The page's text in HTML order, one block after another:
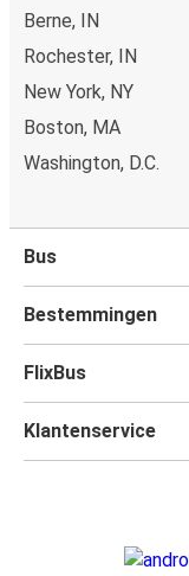
Berne, IN
Rochester, IN
New York, NY
Boston, MA
Washington, D.C.
Bus
Bestemmingen
FlixBus
Klantenservice